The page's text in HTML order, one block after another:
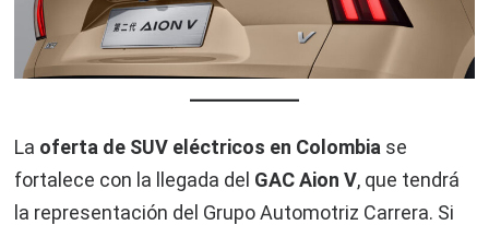
La oferta de SUV eléctricos en Colombia se
fortalece con la llegada del GAC Aion V, que tendrá
la representación del Grupo Automotriz Carrera. Si